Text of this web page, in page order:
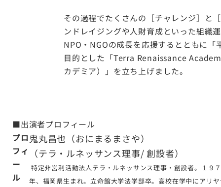
その過程でたくさんの［チャレンジ］と
ンドレイジングや人財育成といった組織
NPO・NGOの成長を応援するとともに
目的とした「Terra Renaissance
カデミア）」を立ち上げました。
■出演者プロフィール
プロ
フィ
ー
ル
鬼丸昌也（おにまるまさや）
（テラ・ルネッサンス理事/ 創設者）
特定非営利活動法人テラ・ルネッサンス理事・創設者。１９
年、福岡県生まれ。立命館大学法学部卒。高校在学中にアリ